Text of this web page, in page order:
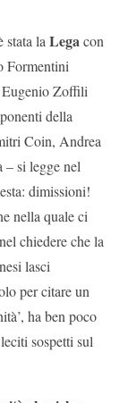
stata la Legacon
Formentini
Eugenio Zoffili
della
Coin, Andrea
si legge nel
dimissioni!
nella quale ci
chiedere che la
lasci
per citare un
ha ben poco
sospetti sul